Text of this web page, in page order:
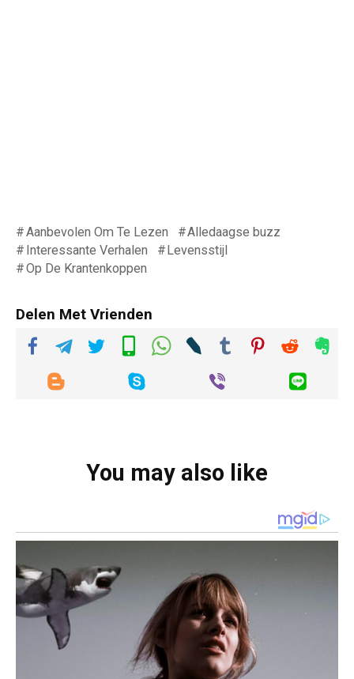
Aanbevolen Om Te Lezen
Alledaagse buzz
Interessante Verhalen
Levensstijl
Op De Krantenkoppen
Delen Met Vrienden
You may also like